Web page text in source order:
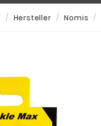
Hersteller Nomis